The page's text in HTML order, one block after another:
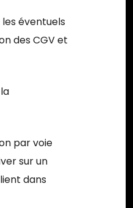
éventuels
des CGV et
par voie
sur un
dans